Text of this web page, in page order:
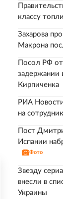
классу
Захарова
Макрона
Посол РФ
задержании
Кирпиченка
РИА
на
Пост
Испании
Фото
Звезду
внесли в
Украины